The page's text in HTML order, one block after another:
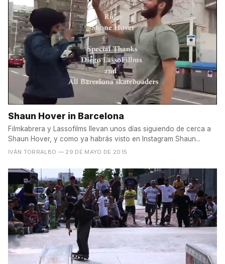
Shaun Hover in Barcelona
Filmkabrera y Lassofilms llevan unos días siguiendo de cerca a
Shaun Hover, y como ya habrás visto en Instagram Shaun...
IVÁN TORRALBO — 29 DE MAYO DE 2015